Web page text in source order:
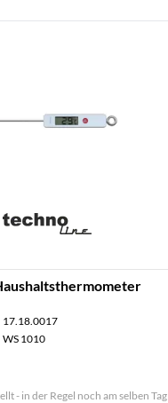
17.18.0017
WS 1010
- in der Regel noch am selben Tag